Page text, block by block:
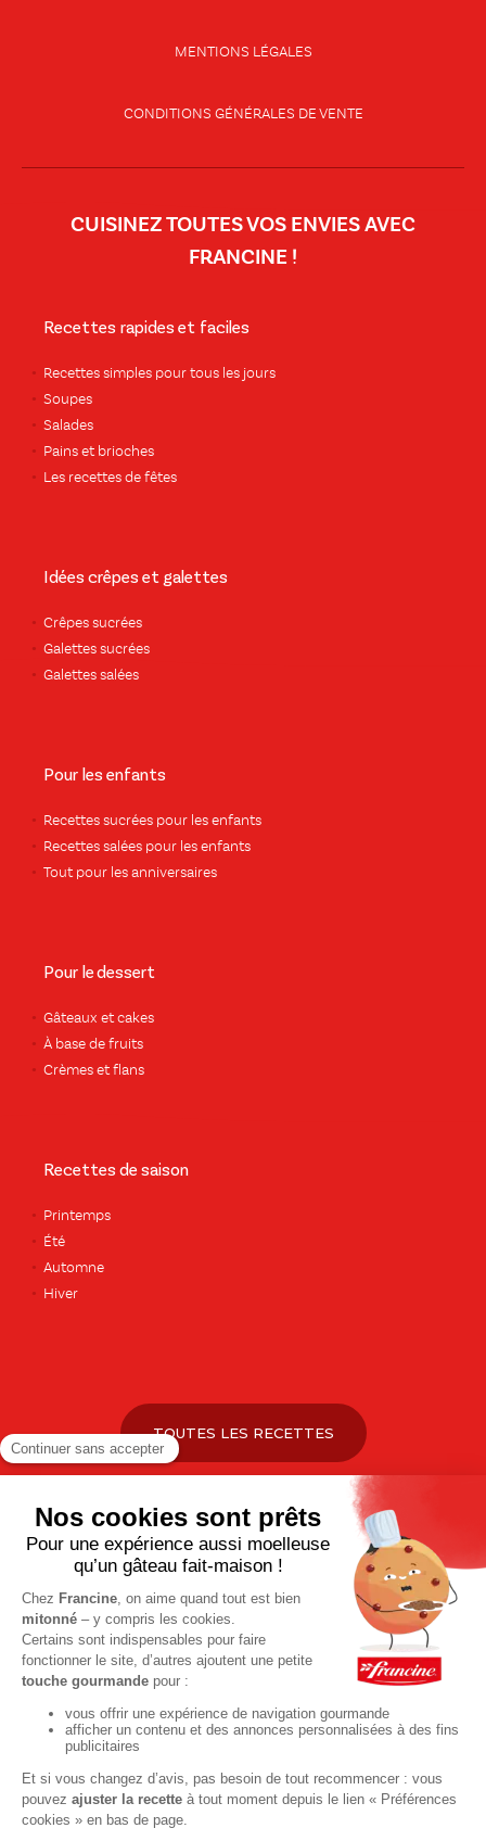
MENTIONS LÉGALES
CONDITIONS GÉNÉRALES DE VENTE
CUISINEZ TOUTES VOS ENVIES AVEC
FRANCINE !
Recettes rapides et faciles
Recettes simples pour tous les jours
Soupes
Salades
Pains et brioches
Les recettes de fêtes
Idées crêpes et galettes
Crêpes sucrées
Galettes sucrées
Galettes salées
Pour les enfants
Recettes sucrées pour les enfants
Recettes salées pour les enfants
Tout pour les anniversaires
Pour le dessert
Gâteaux et cakes
À base de fruits
Crèmes et flans
Recettes de saison
Printemps
Été
Automne
Hiver
TOUTES LES RECETTES
Pour votre santé, pratiquez une activité physique régulière. Plus
d’infos surwww.mangerbouger.fr